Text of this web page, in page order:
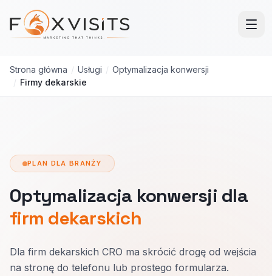
Przejdź do treści głównej
Strona główna / Usługi / Optymalizacja konwersji
/ Firmy dekarskie
PLAN DLA BRANŻY
Optymalizacja konwersji dla
firm dekarskich
Dla firm dekarskich CRO ma skrócić drogę od wejścia
na stronę do telefonu lub prostego formularza.